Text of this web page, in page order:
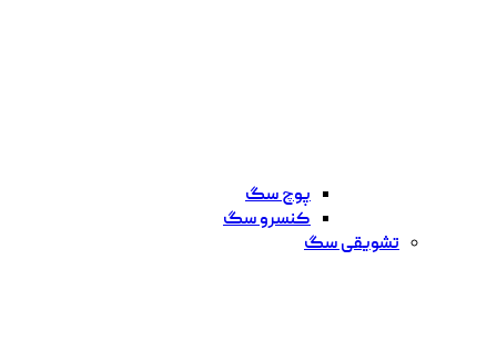
پوچ سگ
کنسرو سگ
تشویقی سگ